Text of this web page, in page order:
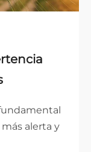
alerta y